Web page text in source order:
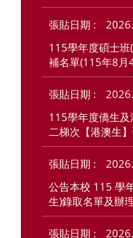
115學年度碩士
補名單(115年8月
月11日上午10:00
115學年度僑生
二梯次【港澳生
項
公告本校 115 學
生)錄取名單及辦